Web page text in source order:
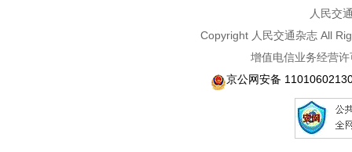
人民交
Copyright 人民交通杂志 All
增值电信业务经营
京公网安备